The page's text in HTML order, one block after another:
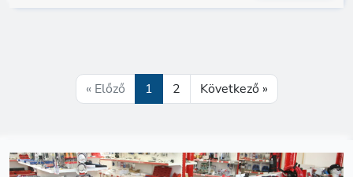
« Előző 1 2 Következő »